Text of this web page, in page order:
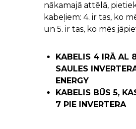
nākamajā attēlā,
kabeļiem: 4. ir tas, ko
un 5. ir tas, ko mēs
KABELIS 4 IRĀ AL
SAULES
ENERGY
KABELIS BŪS 5,
7 PIE INVERTERA